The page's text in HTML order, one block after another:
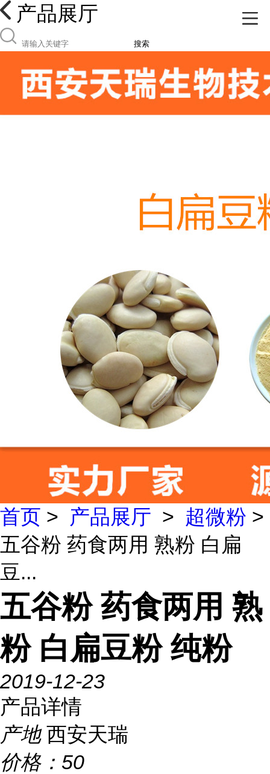
产品展厅
搜索
首页 > 产品展厅 > 超微粉 >
五谷粉 药食两用 熟粉 白扁
豆...
五谷粉 药食两用 熟
粉 白扁豆粉 纯粉
2019-12-23
产品详情
产地 西安天瑞
价格： 50